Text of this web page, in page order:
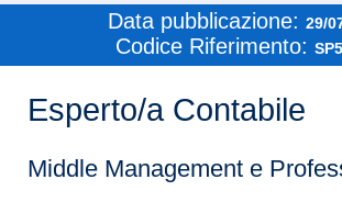
Data pubblicazione: 29/
Codice Riferimento:
Esperto/a Contabile
Middle Management e